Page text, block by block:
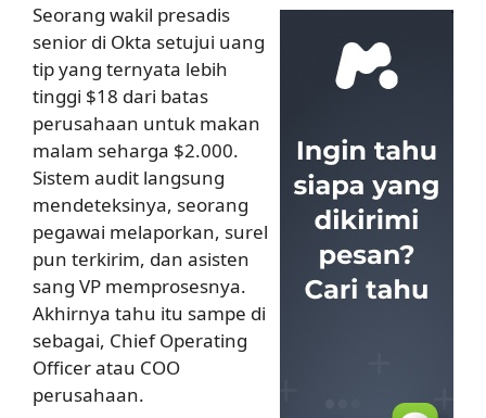
Seorang wakil presadis
senior di Okta setujui uang
tip yang ternyata lebih
tinggi $18 dari batas
perusahaan untuk makan
malam seharga $2.000.
Sistem audit langsung
mendeteksinya, seorang
pegawai melaporkan, surel
pun terkirim, dan asisten
sang VP memprosesnya.
Akhirnya tahu itu sampe di
sebagai, Chief Operating
Officer atau COO
perusahaan.